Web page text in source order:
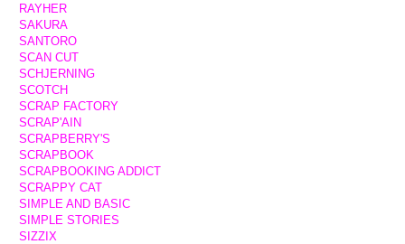
RAYHER
SAKURA
SANTORO
SCAN CUT
SCHJERNING
SCOTCH
SCRAP FACTORY
SCRAP'AIN
SCRAPBERRY'S
SCRAPBOOK
SCRAPBOOKING ADDICT
SCRAPPY CAT
SIMPLE AND BASIC
SIMPLE STORIES
SIZZIX